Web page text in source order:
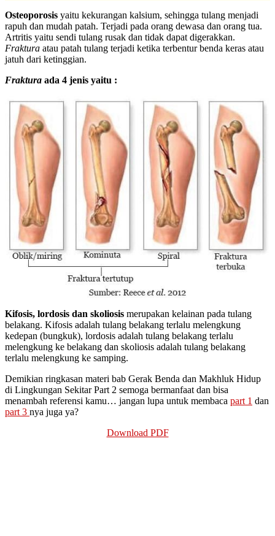
Osteoporosis yaitu kekurangan kalsium, sehingga tulang menjadi
rapuh dan mudah patah. Terjadi pada orang dewasa dan orang tua.
Artritis yaitu sendi tulang rusak dan tidak dapat digerakkan.
Fraktura atau patah tulang terjadi ketika terbentur benda keras atau
jatuh dari ketinggian.
Fraktura ada 4 jenis yaitu :
Kifosis, lordosis dan skoliosis merupakan kelainan pada tulang
belakang. Kifosis adalah tulang belakang terlalu melengkung
kedepan (bungkuk), lordosis adalah tulang belakang terlalu
melengkung ke belakang dan skoliosis adalah tulang belakang
terlalu melengkung ke samping.
Demikian ringkasan materi bab Gerak Benda dan Makhluk Hidup
di Lingkungan Sekitar Part 2 semoga bermanfaat dan bisa
menambah referensi kamu… jangan lupa untuk membaca part 1 dan
part 3 nya juga ya?
Download PDF